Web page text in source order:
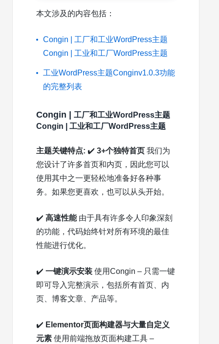
本文涉及的内容包括：
Congin | 工厂和工业WordPress主题
Congin | 工业和工厂WordPress主题
工业WordPress主题Conginv1.0.3功能
的完整列表
Congin | 工厂和工业WordPress主题
Congin | 工业和工厂WordPress主题
主题关键特点: ✔️ 3+个独特首页 我们为
您设计了许多首页和内页，因此您可以
使用其中之一更轻松地准备好各种事
务。如果您更喜欢，也可以从头开始。
✔️ 高速性能由于具有许多令人印象深刻
的功能，代码始终针对所有环境的最佳
性能进行优化。
✔️ 一键演示安装 使用Congin – 只需一键
即可导入完整演示，包括所有首页、内
页、博客文章、产品等。
✔️ Elementor页面构建器与大量自定义
元素 使用前端拖放页面构建工具 –